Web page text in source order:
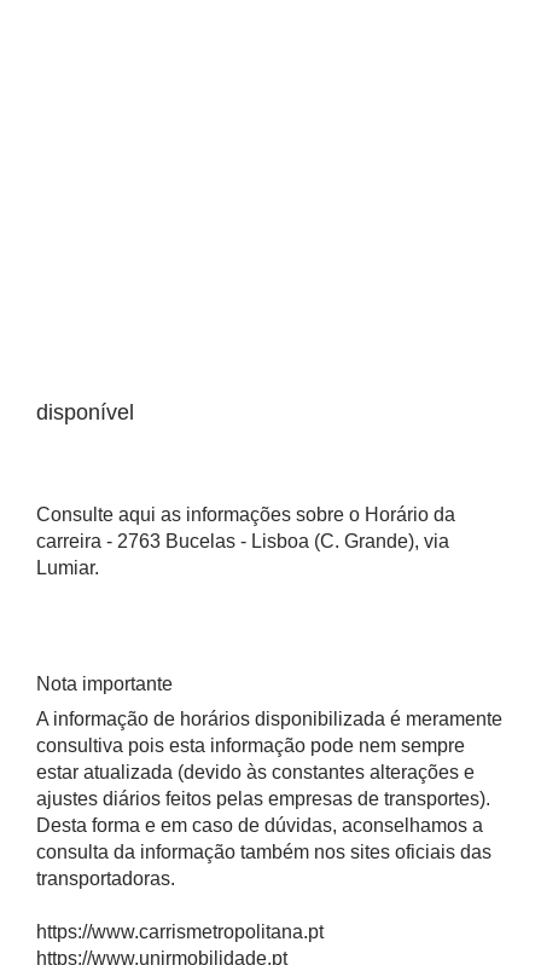
disponível
Consulte aqui as informações sobre o Horário da
carreira - 2763 Bucelas - Lisboa (C. Grande), via
Lumiar.
Nota importante
A informação de horários disponibilizada é meramente
consultiva pois esta informação pode nem sempre
estar atualizada (devido às constantes alterações e
ajustes diários feitos pelas empresas de transportes).
Desta forma e em caso de dúvidas, aconselhamos a
consulta da informação também nos sites oficiais das
transportadoras.
https://www.carrismetropolitana.pt
https://www.unirmobilidade.pt